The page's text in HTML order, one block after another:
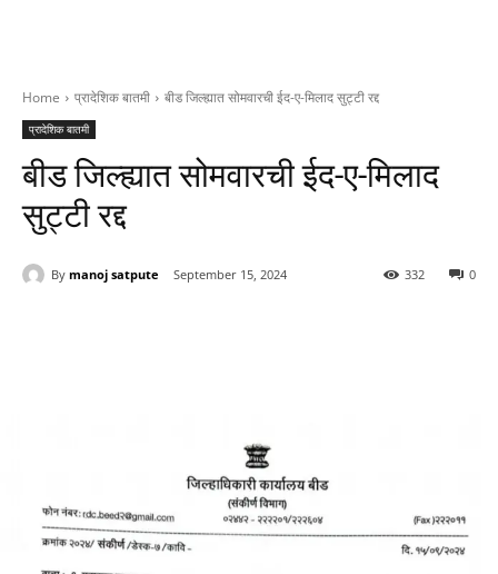
Home प्रादेशिक बातमी बीड जिल्ह्यात सोमवारची ईद-ए-मिलाद सुट्टी रद्द
प्रादेशिक बातमी
बीड जिल्ह्यात सोमवारची ईद-ए-मिलाद
सुट्टी रद्द
By manoj satpute September 15, 2024 0
332